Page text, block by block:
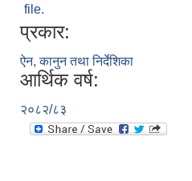
file.
प्रकार:
ऐन, कानुन तथा निर्देशिका
आर्थिक वर्ष:
२०८२/८३